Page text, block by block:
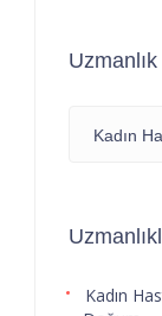
Kadın
Kadın